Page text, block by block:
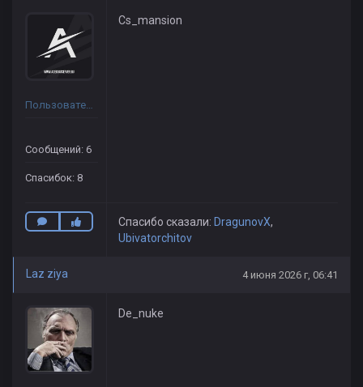
Пользователь
Сообщений: 6
Спасибок: 8
Cs_mansion
Спасибо сказали: DragunovX,
Ubivatorchitov
Laz ziya 4 июня 2026 г, 06:41
De_nuke